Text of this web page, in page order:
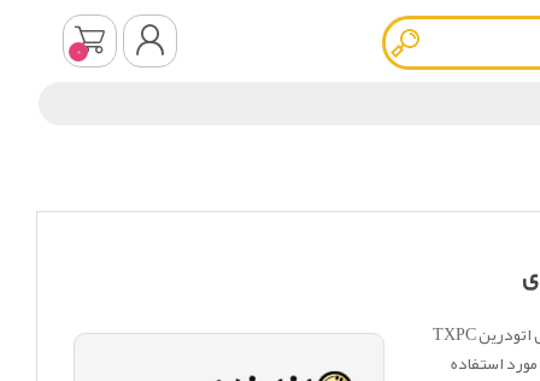
0
شیر برقی TXPC مدل تایمر دار مجموعه 3 عددی که به آن شیر برقی اتودرین TXPC
استفاده